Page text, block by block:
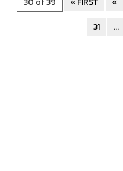
31
...